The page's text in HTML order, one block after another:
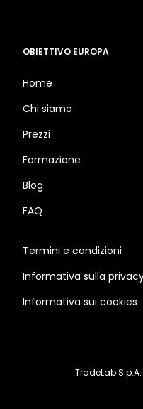
OBIETTIVO EUROPA
Home
Chi siamo
Prezzi
Formazione
Blog
FAQ
Termini e condizioni
Informativa sulla
Informativa sui cookies
TradeLab